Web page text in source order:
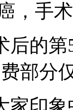
，手
的第5
部分